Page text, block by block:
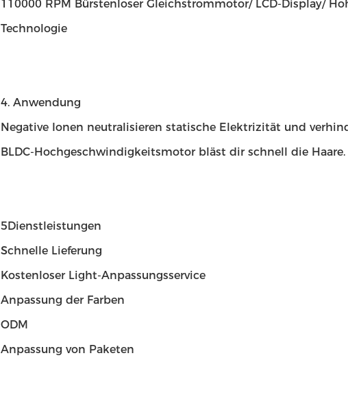
110000 RPM Bürstenloser Gleichstrommotor/ LCD-Display/
Technologie
4. Anwendung
Negative Ionen neutralisieren statische Elektrizität und
BLDC-Hochgeschwindigkeitsmotor bläst dir schnell die Haare.
5Dienstleistungen
Schnelle Lieferung
Kostenloser Light-Anpassungsservice
Anpassung der Farben
ODM
Anpassung von Paketen